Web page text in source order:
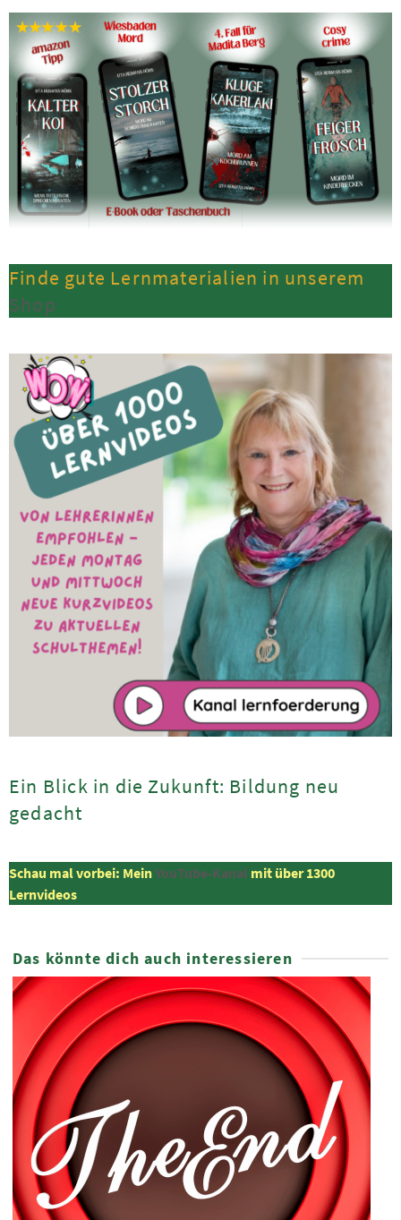
Finde gute Lernmaterialien in unserem
Shop
Ein Blick in die Zukunft: Bildung neu
gedacht
Schau mal vorbei: MeinYouTube-Kanal mit über 1300
Lernvideos
Das könnte dich auch interessieren